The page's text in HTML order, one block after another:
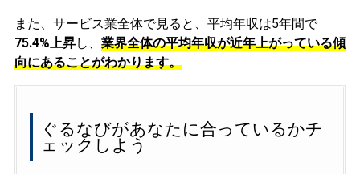
また、サービス業全体で見ると、平均年収は5年間で
75.4%上昇し、 業界全体の平均年収が近年上がっている傾
向にあることがわかります。
ぐるなびがあなたに合っているかチ
ェックしよう